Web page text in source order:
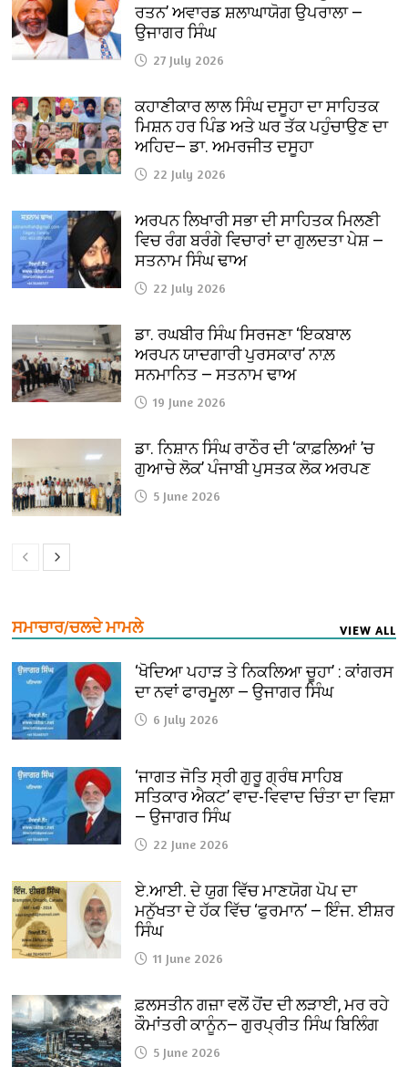
ਰਤਨ’ ਅਵਾਰਡ ਸ਼ਲਾਘਾਯੋਗ ਉਪਰਾਲਾ —
ਉਜਾਗਰ ਸਿੰਘ
27 July 2026
ਕਹਾਣੀਕਾਰ ਲਾਲ ਸਿੰਘ ਦਸੂਹਾ ਦਾ ਸਾਹਿਤਕ
ਮਿਸ਼ਨ ਹਰ ਪਿੰਡ ਅਤੇ ਘਰ ਤੱਕ ਪਹੁੰਚਾਉਣ ਦਾ
ਅਹਿਦ— ਡਾ. ਅਮਰਜੀਤ ਦਸੂਹਾ
22 July 2026
ਅਰਪਨ ਲਿਖਾਰੀ ਸਭਾ ਦੀ ਸਾਹਿਤਕ ਮਿਲਣੀ
ਵਿਚ ਰੰਗ ਬਰੰਗੇ ਵਿਚਾਰਾਂ ਦਾ ਗੁਲਦਤਾ ਪੇਸ਼ —
ਸਤਨਾਮ ਸਿੰਘ ਢਾਅ
22 July 2026
ਡਾ. ਰਘਬੀਰ ਸਿੰਘ ਸਿਰਜਣਾ ‘ਇਕਬਾਲ
ਅਰਪਨ ਯਾਦਗਾਰੀ ਪੁਰਸਕਾਰ’ ਨਾਲ਼
ਸਨਮਾਨਿਤ — ਸਤਨਾਮ ਢਾਅ
19 June 2026
ਡਾ. ਨਿਸ਼ਾਨ ਸਿੰਘ ਰਾਠੌਰ ਦੀ ‘ਕਾਫ਼ਲਿਆਂ ’ਚ
ਗੁਆਚੇ ਲੋਕ’ ਪੰਜਾਬੀ ਪੁਸਤਕ ਲੋਕ ਅਰਪਣ
5 June 2026
ਸਮਾਚਾਰ/ਚਲਦੇ ਮਾਮਲੇ VIEW ALL
‘ਖੋਦਿਆ ਪਹਾੜ ਤੇ ਨਿਕਲਿਆ ਚੂਹਾ’ : ਕਾਂਗਰਸ
ਦਾ ਨਵਾਂ ਫਾਰਮੂਲਾ — ਉਜਾਗਰ ਸਿੰਘ
6 July 2026
‘ਜਾਗਤ ਜੋਤਿ ਸ੍ਰੀ ਗੁਰੂ ਗ੍ਰੰਥ ਸਾਹਿਬ
ਸਤਿਕਾਰ ਐਕਟ’ ਵਾਦ-ਵਿਵਾਦ ਚਿੰਤਾ ਦਾ ਵਿਸ਼ਾ
— ਉਜਾਗਰ ਸਿੰਘ
22 June 2026
ਏ.ਆਈ. ਦੇ ਯੁਗ ਵਿੱਚ ਮਾਣਯੋਗ ਪੋਪ ਦਾ
ਮਨੁੱਖਤਾ ਦੇ ਹੱਕ ਵਿੱਚ ‘ਫੁਰਮਾਨ’ — ਇੰਜ. ਈਸ਼ਰ
ਸਿੰਘ
11 June 2026
ਫ਼ਲਸਤੀਨ ਗਜ਼ਾ ਵਲੋਂ ਹੋਂਦ ਦੀ ਲੜਾਈ, ਮਰ ਰਹੇ
ਕੌਮਾਂਤਰੀ ਕਾਨੂੰਨ— ਗੁਰਪ੍ਰੀਤ ਸਿੰਘ ਬਿਲਿੰਗ
5 June 2026